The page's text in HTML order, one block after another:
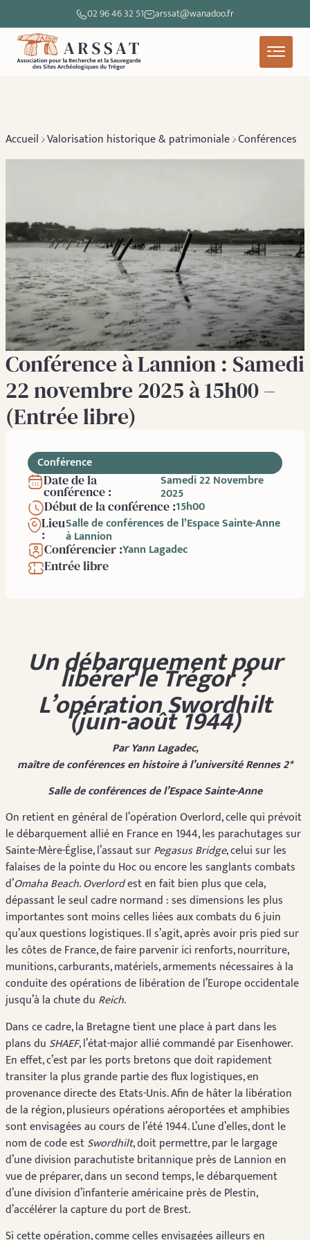
02 96 46 32 51 arssat@wanadoo.fr
Accueil Valorisation historique & patrimoniale Conférences
Conférence à Lannion : Samedi
22 novembre 2025 à 15h00 –
(Entrée libre)
Conférence
Date de la
conférence :
Samedi 22 Novembre
2025
Début de la conférence :15h00
Lieu
:
Salle de conférences de l’Espace Sainte-Anne
à Lannion
Conférencier :Yann Lagadec
Entrée libre
Un débarquement pour
libérer le Trégor ?
L’opération Swordhilt
(juin-août 1944)
Par Yann Lagadec,
maître de conférences en histoire à l’université Rennes 2*
Salle de conférences de l’Espace Sainte-Anne
On retient en général de l’opération Overlord, celle qui prévoit
le débarquement allié en France en 1944, les parachutages sur
Sainte-Mère-Église, l’assaut surPegasus Bridge, celui sur les
falaises de la pointe du Hoc ou encore les sanglants combats
d’Omaha Beach.Overlordest en fait bien plus que cela,
dépassant le seul cadre normand : ses dimensions les plus
importantes sont moins celles liées aux combats du 6 juin
qu’aux questions logistiques. Il s’agit, après avoir pris pied sur
les côtes de France, de faire parvenir ici renforts, nourriture,
munitions, carburants, matériels, armements nécessaires à la
conduite des opérations de libération de l’Europe occidentale
jusqu’à la chute du Reich.
Dans ce cadre, la Bretagne tient une place à part dans les
plans du SHAEF, l’état-major allié commandé par Eisenhower.
En effet, c’est par les ports bretons que doit rapidement
transiter la plus grande partie des flux logistiques, en
provenance directe des Etats-Unis. Afin de hâter la libération
de la région, plusieurs opérations aéroportées et amphibies
sont envisagées au cours de l’été 1944. L’une d’elles, dont le
nom de code estSwordhilt, doit permettre, par le largage
d’une division parachutiste britannique près de Lannion en
vue de préparer, dans un second temps, le débarquement
d’une division d’infanterie américaine près de Plestin,
d’accélérer la capture du port de Brest.